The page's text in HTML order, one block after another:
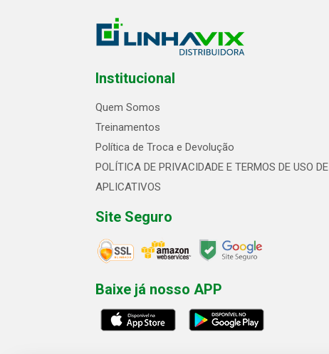
Institucional
Quem Somos
Treinamentos
Política de Troca e Devolução
POLÍTICA DE PRIVACIDADE E TERMOS DE USO DE
APLICATIVOS
Site Seguro
Baixe já nosso APP